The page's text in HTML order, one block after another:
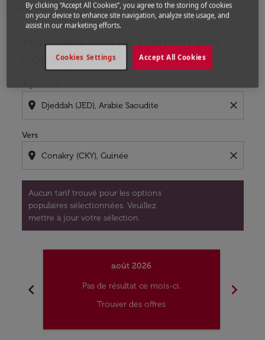
Conakry
Prochains Vols de Djeddah vers
Conakry
location_on close
Vers
location_on close
Aucun tarif trouvé pour les options
populaires sélectionnées. Veuillez
mettre à jour votre sélection.
chevron_left
août 2026
Pas de résultat ce mois-ci.
Trouver des offres
chevron_right
By clicking “Accept All Cookies”, you agree to the storing of cookies
on your device to enhance site navigation, analyze site usage, and
assist in our marketing efforts.
Accept All Cookies
Cookies Settings